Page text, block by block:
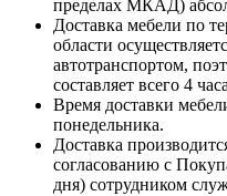
пределах МКАД)
Доставка мебели по
области
автотранспортом,
составляет всего 4
Время доставки
понедельника.
Доставка
согласованию с
дня) сотрудником